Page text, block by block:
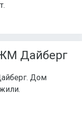
Дайберг
Дом